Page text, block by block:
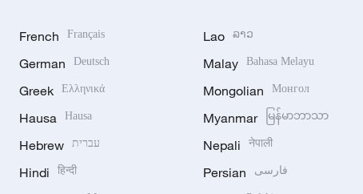
French Français
German Deutsch
Greek Ελληνικά
Hausa Hausa
Hebrew עברית
Hindi हिन्दी
Lao ລາວ
Malay Bahasa Melayu
Mongolian Монгол
Myanmar မြန်မာဘာသာ
Nepali नेपाली
Persian فارسی